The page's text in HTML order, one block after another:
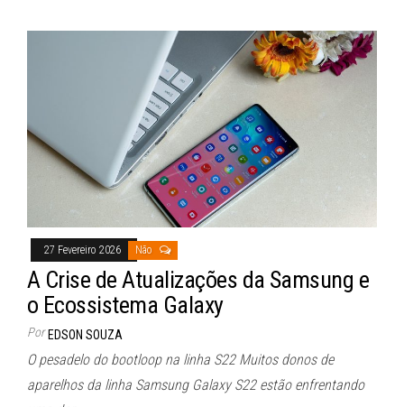
27 Fevereiro 2026 Não
A Crise de Atualizações da Samsung e
o Ecossistema Galaxy
Por EDSON SOUZA
O pesadelo do bootloop na linha S22 Muitos donos de
aparelhos da linha Samsung Galaxy S22 estão enfrentando